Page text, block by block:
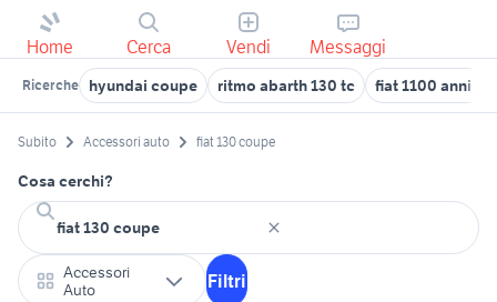
Home Cerca Vendi Messaggi
Ricerche hyundai coupe ritmo abarth 130 tc fiat 1100 anni 50
Subito Accessori auto fiat 130 coupe
Cosa cerchi?
Accessori
Auto
Filtri